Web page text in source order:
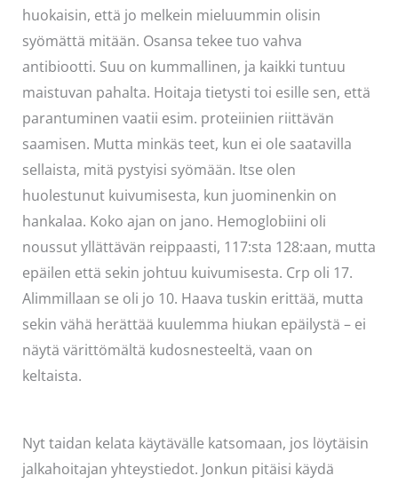
huokaisin, että jo melkein mieluummin olisin
syömättä mitään. Osansa tekee tuo vahva
antibiootti. Suu on kummallinen, ja kaikki tuntuu
maistuvan pahalta. Hoitaja tietysti toi esille sen, että
parantuminen vaatii esim. proteiinien riittävän
saamisen. Mutta minkäs teet, kun ei ole saatavilla
sellaista, mitä pystyisi syömään. Itse olen
huolestunut kuivumisesta, kun juominenkin on
hankalaa. Koko ajan on jano. Hemoglobiini oli
noussut yllättävän reippaasti, 117:sta 128:aan, mutta
epäilen että sekin johtuu kuivumisesta. Crp oli 17.
Alimmillaan se oli jo 10. Haava tuskin erittää, mutta
sekin vähä herättää kuulemma hiukan epäilystä – ei
näytä värittömältä kudosnesteeltä, vaan on
keltaista.
Nyt taidan kelata käytävälle katsomaan, jos löytäisin
jalkahoitajan yhteystiedot. Jonkun pitäisi käydä